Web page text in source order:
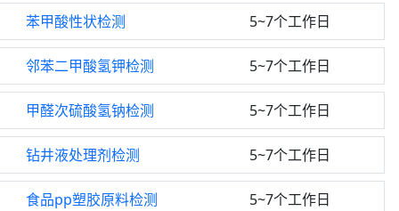
苯甲酸性状检测 5~7个工作日
邻苯二甲酸氢钾检测 5~7个工作日
甲醛次硫酸氢钠检测 5~7个工作日
钻井液处理剂检测 5~7个工作日
食品pp塑胶原料检测 5~7个工作日